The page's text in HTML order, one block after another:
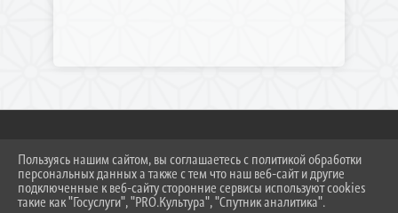
2026 Г. NDMSH.RU
ВХОД
КАРТА САЙТА
Пользуясь нашим сайтом, вы соглашаетесь с политикой обработки
персональных данных а также с тем что наш веб-сайт и другие
подключенные к веб-сайту сторонние сервисы используют cookies
такие как "Госуслуги", "PRO.Культура", "Спутник аналитика".